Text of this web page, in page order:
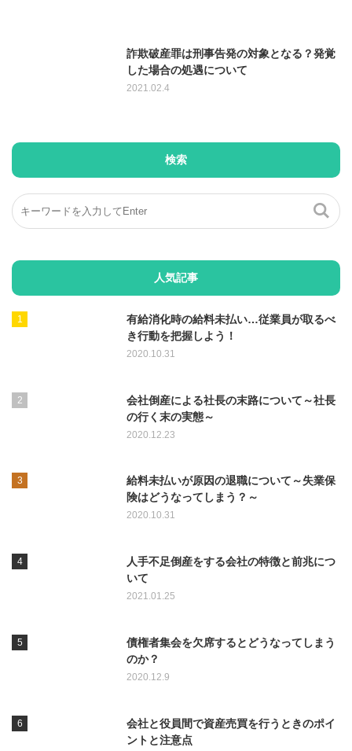
詐欺破産罪は刑事告発の対象となる？発覚
した場合の処遇について
2021.02.4
検索
人気記事
有給消化時の給料未払い…従業員が取るべ
き行動を把握しよう！
2020.10.31
会社倒産による社長の末路について～社長
の行く末の実態～
2020.12.23
給料未払いが原因の退職について～失業保
険はどうなってしまう？～
2020.10.31
人手不足倒産をする会社の特徴と前兆につ
いて
2021.01.25
債権者集会を欠席するとどうなってしまう
のか？
2020.12.9
会社と役員間で資産売買を行うときのポイ
ントと注意点